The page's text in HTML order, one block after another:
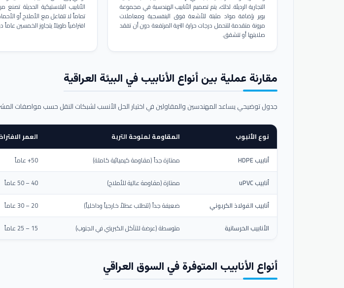
التجارية الرديئة. لذلك، يتم تصميم الأنابيب الهندسية في مجموعة
بوير بإضافة مواد مثبتة للأشعة فوق البنفسجية ومعاملات
مرونة متقدمة لتتحمل درجات حرارة التربة المرتفعة دون أن تفقد
صلابتها أو تتشقق.
الأنابيب البلاستيكية الحديثة
تماماً لا تتفاعل مع الأملاح أو
افتراضياً طويلاً يتجاوز الخمسين
مقارنة عملية بين أنواع الأنابيب في البيئة العراقية
جدول توضيحي يساعد المهندسين والمقاولين في اختيار الحل الأنسب لشبكات النقل حسب مواصفات
نوع الأنبوب المقاومة لملوحة التربة العمر
أنابيب HDPE ممتازة جداً (مقاومة كيميائية كاملة) 50+ عاماً
أنابيب uPVC
ممتازة (مقاومة عالية للأملاح) 40 – 50 عاماً
أنابيب الفولاذ الكربوني
ضعيفة جداً (تتطلب عطلاً خارجياً وداخلياً) 20 – 30 عاماً
الأنابيب الخرسانية
متوسطة (عرضة للتآكل الكبريتي في الجنوب) 15 – 25 عاماً
أنواع الأنابيب المتوفرة في السوق العراقي